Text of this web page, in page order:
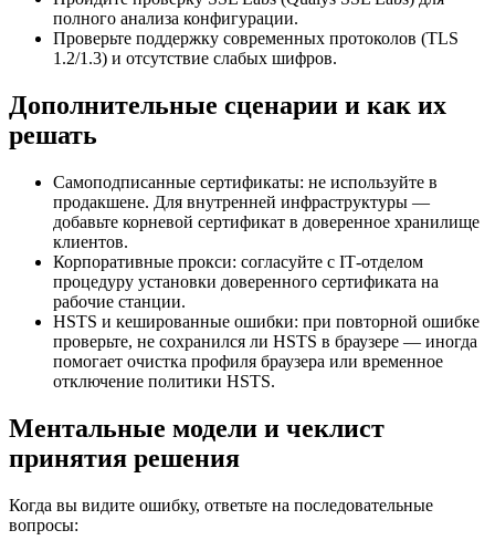
полного анализа конфигурации.
Проверьте поддержку современных протоколов (TLS
1.2/1.3) и отсутствие слабых шифров.
Дополнительные сценарии и как их
решать
Самоподписанные сертификаты: не используйте в
продакшене. Для внутренней инфраструктуры —
добавьте корневой сертификат в доверенное хранилище
клиентов.
Корпоративные прокси: согласуйте с IT‑отделом
процедуру установки доверенного сертификата на
рабочие станции.
HSTS и кешированные ошибки: при повторной ошибке
проверьте, не сохранился ли HSTS в браузере — иногда
помогает очистка профиля браузера или временное
отключение политики HSTS.
Ментальные модели и чеклист
принятия решения
Когда вы видите ошибку, ответьте на последовательные
вопросы: